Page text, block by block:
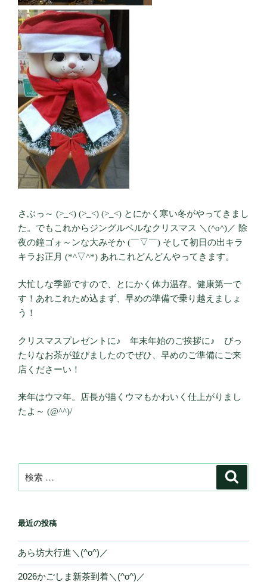
さぶっ～ (>_<) (>_<) (>_<) とにかく寒い冬がやってきまし
た。でもこれからジングルベルなクリスマス ＼(^o^)／ 除
夜の鐘ゴォ～ンな大みそか (￣▽￣) そして初日の出キラ
キラお正月 (*^▽^*) あれこれどんどんやってきます。
大忙しな季節ですので、とにかく体力温存。健康第一で
す！あれこれため込まず、早めの準備で乗り越えましょ
う！
クリスマスプレゼントに♪ 年末年始のご挨拶に♪ ぴっ
たりなお茶が並びましたのでぜひ、早めのご準備にご来
店くださーい！
来年はウマ年。店長が描くウマもかわいく仕上がりまし
たよ～ (@^^)/
索:
最近の投稿
あら坊大行進＼(^o^)／
2026かごしま新茶到着＼(^o^)／